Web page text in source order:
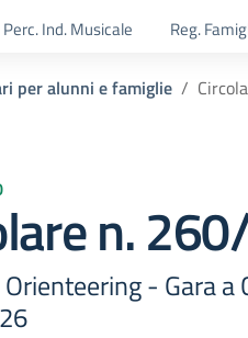
Perc. Ind. Musicale Reg.
per alunni e famiglie
n.
- Gara a